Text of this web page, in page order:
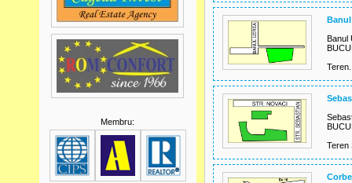
Membru:
Banul
Banul
Teren